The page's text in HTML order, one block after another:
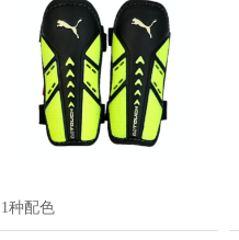
1种配色